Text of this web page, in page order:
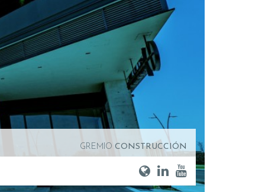
GREMIO CONSTRUCCIÓN